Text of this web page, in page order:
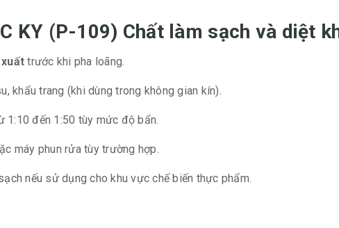
KY (P-109) Chất làm sạch và diệt
trước khi pha loãng.
khẩu trang (khi dùng trong không gian kín).
1:10 đến 1:50 tùy mức độ bẩn.
máy phun rửa tùy trường hợp.
nếu sử dụng cho khu vực chế biến thực phẩm.